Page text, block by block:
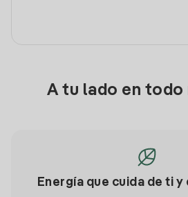
A tu lado en todo
Energía que cuida de ti